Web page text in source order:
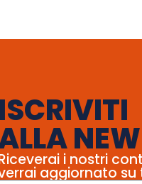
ISCRIVITI
i nostri
aggiornato